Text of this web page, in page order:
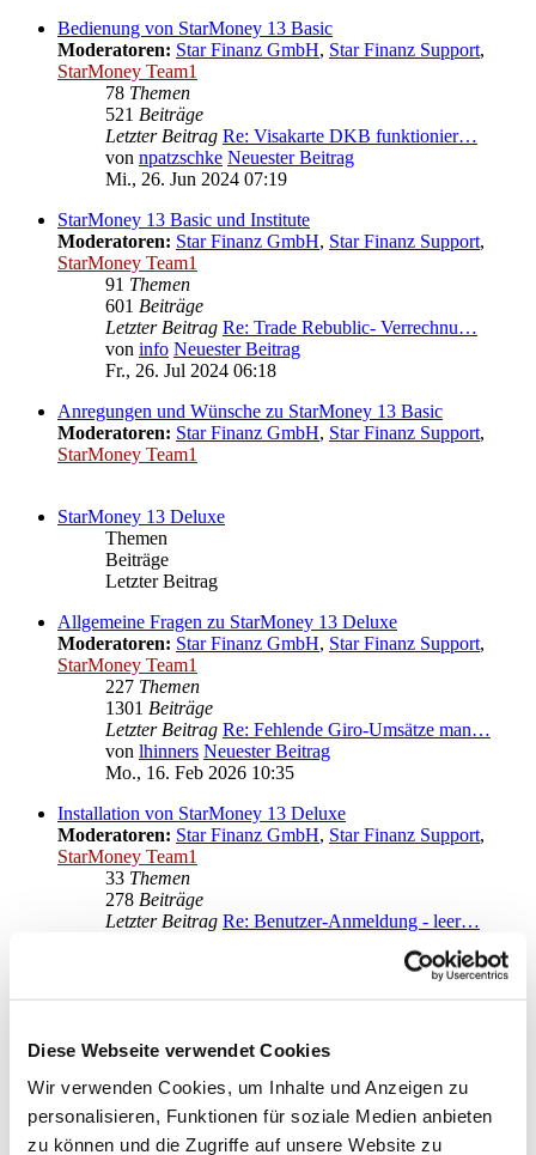
Diese Webseite verwendet Cookies
Wir verwenden Cookies, um Inhalte und Anzeigen zu
personalisieren, Funktionen für soziale Medien anbieten
zu können und die Zugriffe auf unsere Website zu
Bedienung von StarMoney 13 Basic
Moderatoren: Star Finanz GmbH, Star Finanz Support,
StarMoney Team1
78 Themen
521 Beiträge
Letzter Beitrag Re: Visakarte DKB funktionier…
von npatzschke Neuester Beitrag
Mi., 26. Jun 2024 07:19
StarMoney 13 Basic und Institute
Moderatoren: Star Finanz GmbH, Star Finanz Support,
StarMoney Team1
91 Themen
601 Beiträge
Letzter Beitrag Re: Trade Rebublic- Verrechnu…
von info Neuester Beitrag
Fr., 26. Jul 2024 06:18
Anregungen und Wünsche zu StarMoney 13 Basic
Moderatoren: Star Finanz GmbH, Star Finanz Support,
StarMoney Team1
StarMoney 13 Deluxe
Themen
Beiträge
Letzter Beitrag
Allgemeine Fragen zu StarMoney 13 Deluxe
Moderatoren: Star Finanz GmbH, Star Finanz Support,
StarMoney Team1
227 Themen
1301 Beiträge
Letzter Beitrag Re: Fehlende Giro-Umsätze man…
von lhinners Neuester Beitrag
Mo., 16. Feb 2026 10:35
Installation von StarMoney 13 Deluxe
Moderatoren: Star Finanz GmbH, Star Finanz Support,
StarMoney Team1
33 Themen
278 Beiträge
Letzter Beitrag Re: Benutzer-Anmeldung - leer…
Bedienung von StarMoney 13 Deluxe
StarMoney Team1
607Beiträge
Letzter Beitrag Re: Ärger mit neuer VR-NetWor…
moneymaus Neuester Beitrag